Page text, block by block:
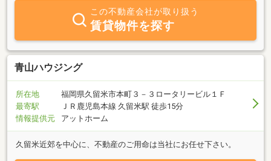
まずは、気軽にご相談下さい。また、参加無料の相続の勉強会を定
期的に開催中です。あおはれオリジナル「振返り人生ゲーム+α」を
使って、楽しく相続について学びます。誰にでも訪れるその時に何
が必要で、何を準備しておくべきか、「相続」の基本から学べま
す。個別に無料相談も受付けています。こちらも気軽に参加してみ
て下さい。
この不動産会社が取り扱う
賃貸物件を探す
青山ハウジング
所在地
福岡県久留米市本町３－３ロータリービル１Ｆ
最寄駅
ＪＲ鹿児島本線 久留米駅 徒歩15分
情報提供元
アットホーム
久留米近郊を中心に、不動産のご用命は当社にお任せ下さい。